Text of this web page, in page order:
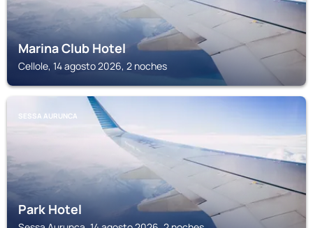
Marina Club Hotel
Cellole, 14 agosto 2026, 2 noches
SESSA AURUNCA
Park Hotel